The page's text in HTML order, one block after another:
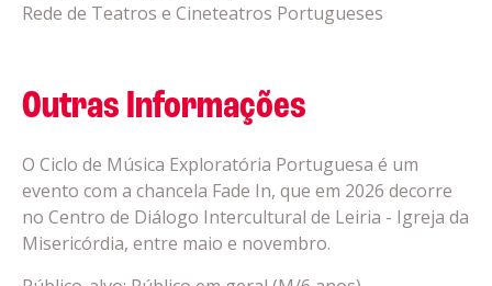
Rede de Teatros e Cineteatros Portugueses
Outras Informações
O Ciclo de Música Exploratória Portuguesa é um
evento com a chancela Fade In, que em 2026 decorre
no Centro de Diálogo Intercultural de Leiria - Igreja da
Misericórdia, entre maio e novembro.